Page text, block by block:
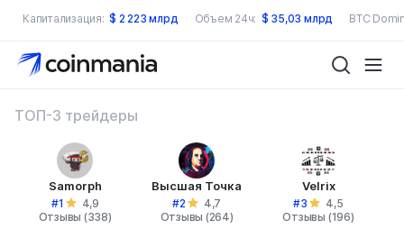
Капитализация: $ 2 223 млрд Объем 24ч: $ 35,03 млрд BTC
ТОП-3 трейдеры
Samorph
#1
4,9
Отзывы (338)
Высшая Точка
#2
4,7
Отзывы (264)
Velrix
#3
4,5
Отзывы (196)